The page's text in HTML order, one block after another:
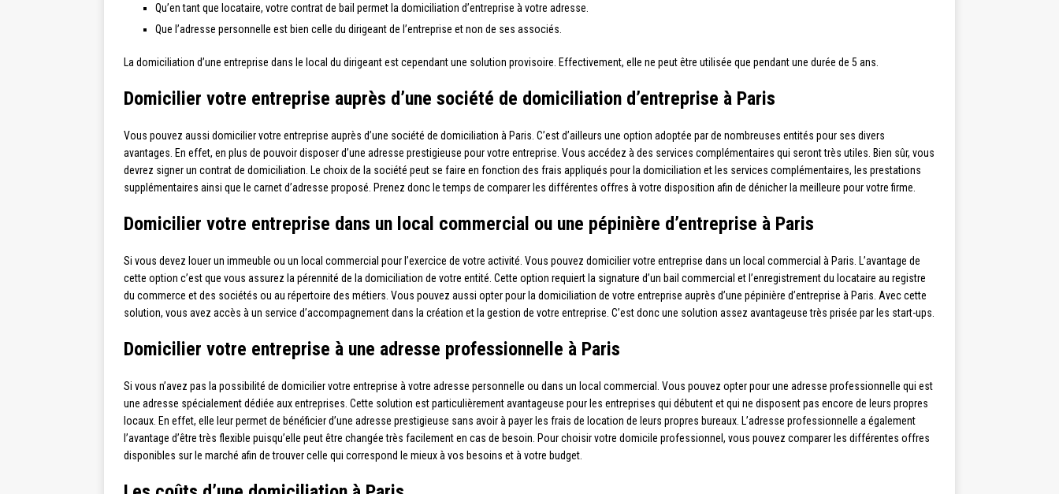
Qu’en tant que locataire, votre contrat de bail permet la domiciliation d’entreprise à votre adresse.
Que l’adresse personnelle est bien celle du dirigeant de l’entreprise et non de ses associés.
La domiciliation d’une entreprise dans le local du dirigeant est cependant une solution provisoire. Effectivement, elle ne peut être utilisée que pendant une durée de 5 ans.
Domicilier votre entreprise auprès d’une société de domiciliation d’entreprise à Paris
Vous pouvez aussi domicilier votre entreprise auprès d’une société de domiciliation à Paris. C’est d’ailleurs une option adoptée par de nombreuses entités pour ses divers
avantages. En effet, en plus de pouvoir disposer d’une adresse prestigieuse pour votre entreprise. Vous accédez à des services complémentaires qui seront très utiles. Bien sûr, vous
devrez signer un contrat de domiciliation. Le choix de la société peut se faire en fonction des frais appliqués pour la domiciliation et les services complémentaires, les prestations
supplémentaires ainsi que le carnet d’adresse proposé. Prenez donc le temps de comparer les différentes offres à votre disposition afin de dénicher la meilleure pour votre firme.
Domicilier votre entreprise dans un local commercial ou une pépinière d’entreprise à Paris
Si vous devez louer un immeuble ou un local commercial pour l’exercice de votre activité. Vous pouvez domicilier votre entreprise dans un local commercial à Paris. L’avantage de
cette option c’est que vous assurez la pérennité de la domiciliation de votre entité. Cette option requiert la signature d’un bail commercial et l’enregistrement du locataire au registre
du commerce et des sociétés ou au répertoire des métiers. Vous pouvez aussi opter pour la domiciliation de votre entreprise auprès d’une pépinière d’entreprise à Paris. Avec cette
solution, vous avez accès à un service d’accompagnement dans la création et la gestion de votre entreprise. C’est donc une solution assez avantageuse très prisée par les start-ups.
Domicilier votre entreprise à une adresse professionnelle à Paris
Si vous n’avez pas la possibilité de domicilier votre entreprise à votre adresse personnelle ou dans un local commercial. Vous pouvez opter pour une adresse professionnelle qui est
une adresse spécialement dédiée aux entreprises. Cette solution est particulièrement avantageuse pour les entreprises qui débutent et qui ne disposent pas encore de leurs propres
locaux. En effet, elle leur permet de bénéficier d’une adresse prestigieuse sans avoir à payer les frais de location de leurs propres bureaux. L’adresse professionnelle a également
l’avantage d’être très flexible puisqu’elle peut être changée très facilement en cas de besoin. Pour choisir votre domicile professionnel, vous pouvez comparer les différentes offres
disponibles sur le marché afin de trouver celle qui correspond le mieux à vos besoins et à votre budget.